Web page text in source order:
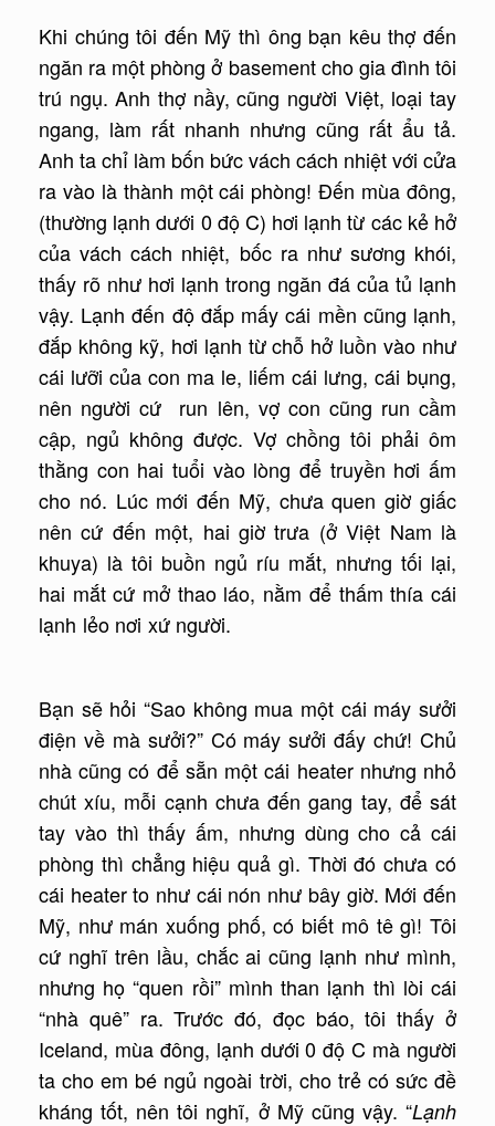
Khi chúng tôi đến Mỹ thì ông bạn kêu thợ đến
ngăn ra một phòng ở basement cho gia đình tôi
trú ngụ. Anh thợ nầy, cũng người Việt, loại tay
ngang, làm rất nhanh nhưng cũng rất ẩu tả.
Anh ta chỉ làm bốn bức vách cách nhiệt với cửa
ra vào là thành một cái phòng! Đến mùa đông,
(thường lạnh dưới 0 độ C) hơi lạnh từ các kẻ hở
của vách cách nhiệt, bốc ra như sương khói,
thấy rõ như hơi lạnh trong ngăn đá của tủ lạnh
vậy. Lạnh đến độ đắp mấy cái mền cũng lạnh,
đắp không kỹ, hơi lạnh từ chỗ hở luồn vào như
cái lưỡi của con ma le, liếm cái lưng, cái bụng,
nên người cứ run lên, vợ con cũng run cầm
cập, ngủ không được. Vợ chồng tôi phải ôm
thằng con hai tuổi vào lòng để truyền hơi ấm
cho nó. Lúc mới đến Mỹ, chưa quen giờ giấc
nên cứ đến một, hai giờ trưa (ở Việt Nam là
khuya) là tôi buồn ngủ ríu mắt, nhưng tối lại,
hai mắt cứ mở thao láo, nằm để thấm thía cái
lạnh lẻo nơi xứ người.
Bạn sẽ hỏi “Sao không mua một cái máy sưởi
điện về mà sưởi?” Có máy sưởi đấy chứ! Chủ
nhà cũng có để sẵn một cái heater nhưng nhỏ
chút xíu, mỗi cạnh chưa đến gang tay, để sát
tay vào thì thấy ấm, nhưng dùng cho cả cái
phòng thì chẳng hiệu quả gì. Thời đó chưa có
cái heater to như cái nón như bây giờ. Mới đến
Mỹ, như mán xuống phố, có biết mô tê gì! Tôi
cứ nghĩ trên lầu, chắc ai cũng lạnh như mình,
nhưng họ “quen rồi” mình than lạnh thì lòi cái
“nhà quê” ra. Trước đó, đọc báo, tôi thấy ở
Iceland, mùa đông, lạnh dưới 0 độ C mà người
ta cho em bé ngủ ngoài trời, cho trẻ có sức đề
kháng tốt, nên tôi nghĩ, ở Mỹ cũng vậy. “Lạnh